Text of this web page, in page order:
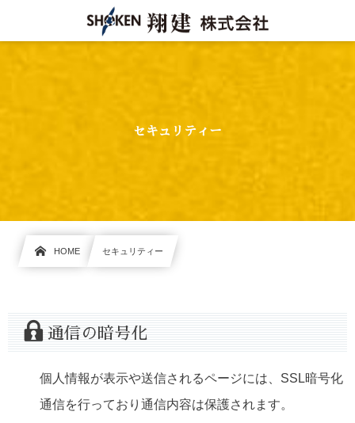
セキュリティー
HOME セキュリティー
通信の暗号化
個人情報が表示や送信されるページには、SSL暗号化
通信を行っており通信内容は保護されます。